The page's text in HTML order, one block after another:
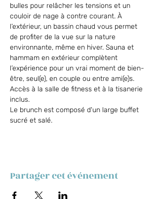
bulles pour relâcher les tensions et un
couloir de nage à contre courant. À
l’extérieur, un bassin chaud vous permet
de profiter de la vue sur la nature
environnante, même en hiver. Sauna et
hammam en extérieur complètent
l’expérience pour un vrai moment de bien-
être, seul(e), en couple ou entre ami(e)s.
Accès à la salle de fitness et à la tisanerie
inclus.
Le brunch est composé d'un large buffet
sucré et salé.
Partager cet événement